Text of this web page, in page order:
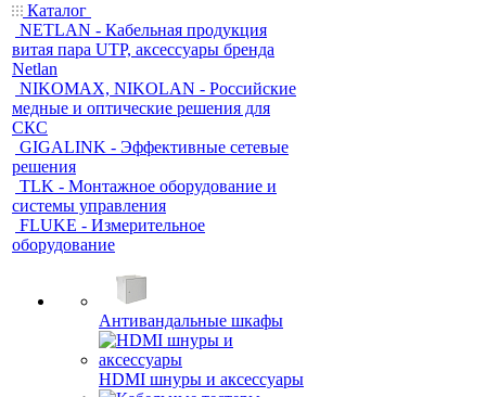
Каталог
NETLAN - Кабельная продукция
витая пара UTP, аксессуары бренда
Netlan
NIKOMAX, NIKOLAN - Российские
медные и оптические решения для
СКС
GIGALINK - Эффективные сетевые
решения
TLK - Монтажное оборудование и
системы управления
FLUKE - Измерительное
оборудование
Антивандальные шкафы
HDMI шнуры и аксессуары